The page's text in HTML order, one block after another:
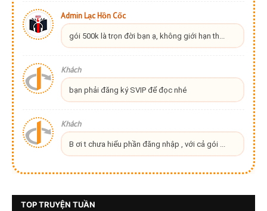
Admin Lạc Hồn Cốc
gói 500k là trọn đời bạn ạ, không giới hạn th...
Khách
bạn phải đăng ký SVIP để đọc nhé
Khách
B ơi t chưa hiểu phần đăng nhập , với cả gói ...
TOP TRUYỆN TUẦN